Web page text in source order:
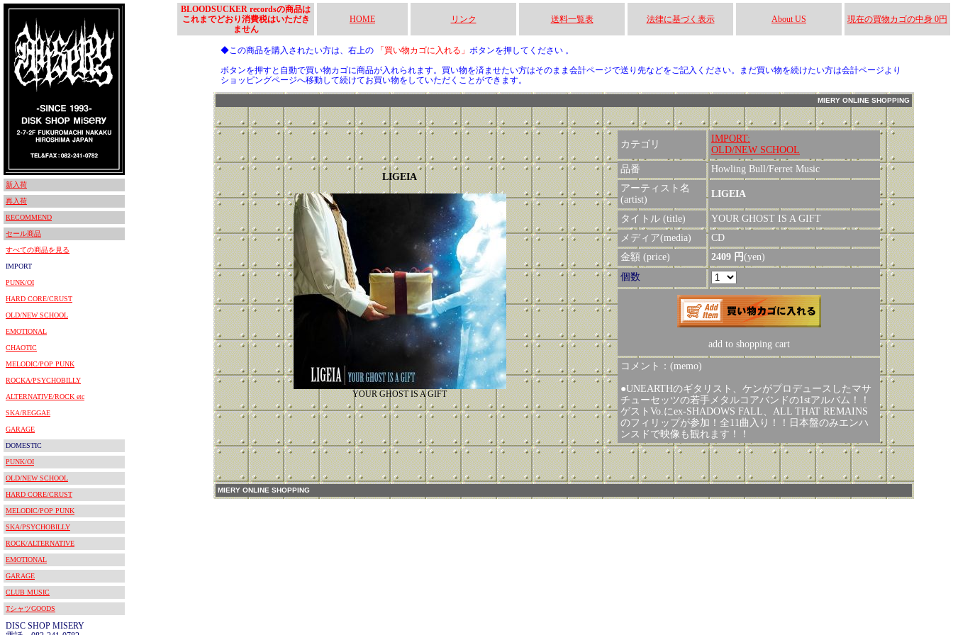
新入荷
再入荷
RECOMMEND
セール商品
すべての商品を見る
IMPORT
PUNK/OI
HARD CORE/CRUST
OLD/NEW SCHOOL
EMOTIONAL
CHAOTIC
MELODIC/POP PUNK
ROCKA/PSYCHOBILLY
ALTERNATIVE/ROCK etc
SKA/REGGAE
GARAGE
DOMESTIC
PUNK/OI
OLD/NEW SCHOOL
HARD CORE/CRUST
MELODIC/POP PUNK
SKA/PSYCHOBILLY
ROCK/ALTERNATIVE
EMOTIONAL
GARAGE
CLUB MUSIC
TシャツGOODS
DISC SHOP MISERY
BLOODSUCKER recordsの商品は
これまでどおり消費税はいただき
ません
HOME リンク 送料一覧表 法律に基づく表示 About US 現在の買物カゴの中身 0円
◆この商品を購入されたい方は、右上の 「買い物カゴに入れる」 ボタンを押してください 。
ボタンを押すと自動で買い物カゴに商品が入れられます。買い物を済ませたい方はそのまま会計ページで送り先などをご記入ください。まだ買い物を続けたい方は会計ページより
ショッピングページへ移動して続けてお買い物をしていただくことができます。
MIERY ONLINE SHOPPING
LIGEIA
YOUR GHOST IS A GIFT
カテゴリ
IMPORT:
OLD/NEW SCHOOL
品番
Howling Bull/Ferret Music
アーティスト名
(artist)
LIGEIA
タイトル (title)
YOUR GHOST IS A GIFT
メディア(media)
CD
金額 (price)
2409 円(yen)
個数
add to shopping cart
コメント：(memo)
●UNEARTHのギタリスト、ケンがプロデュースしたマサ
チューセッツの若手メタルコアバンドの1stアルバム！！
ゲストVo.にex-SHADOWS FALL、ALL THAT REMAINS
のフィリップが参加！全11曲入り！！日本盤のみエンハ
ンスドで映像も観れます！！
MIERY ONLINE SHOPPING